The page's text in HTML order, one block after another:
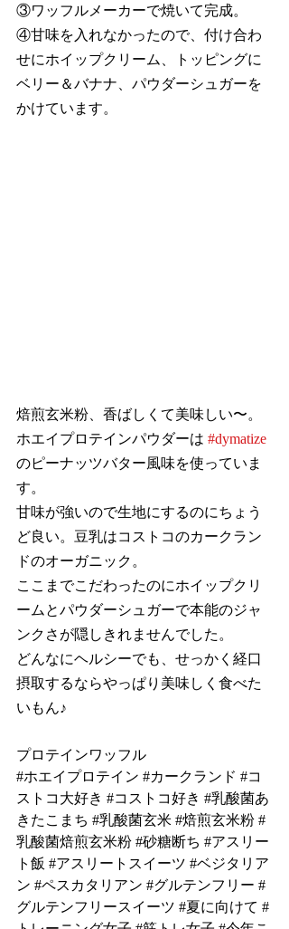
③ワッフルメーカーで焼いて完成。
④甘味を入れなかったので、付け合わ
せにホイップクリーム、トッピングに
ベリー＆バナナ、パウダーシュガーを
かけています。
焙煎玄米粉、香ばしくて美味しい〜。
ホエイプロテインパウダーは #dymatize
のピーナッツバター風味を使っていま
す。
甘味が強いので生地にするのにちょう
ど良い。豆乳はコストコのカークラン
ドのオーガニック。
ここまでこだわったのにホイップクリ
ームとパウダーシュガーで本能のジャ
ンクさが隠しきれませんでした。
どんなにヘルシーでも、せっかく経口
摂取するならやっぱり美味しく食べた
いもん♪
プロテインワッフル
#ホエイプロテイン #カークランド #コ
ストコ大好き #コストコ好き #乳酸菌あ
きたこまち #乳酸菌玄米 #焙煎玄米粉 #
乳酸菌焙煎玄米粉 #砂糖断ち #アスリー
ト飯 #アスリートスイーツ #ベジタリア
ン #ペスカタリアン #グルテンフリー #
グルテンフリースイーツ #夏に向けて #